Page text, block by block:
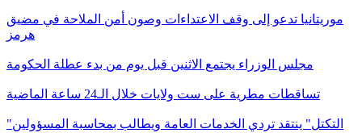
موريتانيا تدعو إلى وقف الاعتداءات وصون أمن الملاحة في مضيق
هرمز
مجلس الوزراء يجتمع الاثنين قبل يوم من بدء عطلة الحكومة
تساقطات مطرية على ست ولايات خلال الـ24 ساعة الماضية
"التكتل" ينتقد تردي الخدمات العامة ويطالب بمحاسبة المسؤولين